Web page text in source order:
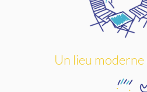
Un lieu